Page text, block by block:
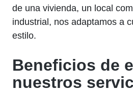
de una vivienda, un local
industrial, nos adaptamos a
estilo.
Beneficios de
nuestros